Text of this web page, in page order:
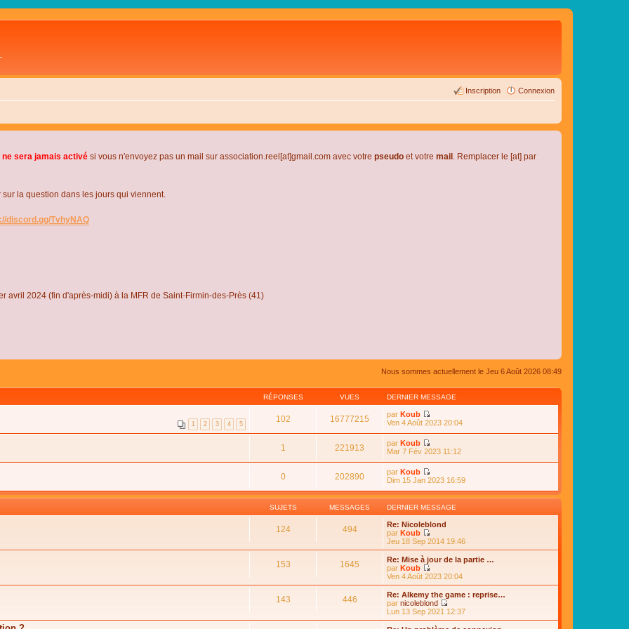
Connexion
Inscription
sera jamais activé si vous n'envoyez pas un mail sur association.reel[at]gmail.com avec votre pseudo et votre mail . Remplacer le [at] par
la question dans les jours qui viennent.
discord.gg/TvhyNAQ
avril 2024 (fin d'après-midi) à la MFR de Saint-Firmin-des-Près (41)
Nous sommes actuellement le Jeu 6 Août 2026 08:49
RÉPONSES VUES DERNIER MESSAGE
1 2 3 4 5 102 16777215 par Koub
C
u
l
e
l
e
d
e
n
r
m
e
s
a
g
e
Ven 4 Août 2023 20:04
1 221913 par Koub
C
u
l
t
e
r
l
d
e
r
i
e
r
m
e
s
s
Mar 7 Fév 2023 11:12
0 202890 par Koub
C
n
s
u
l
t
e
r
e
e
r
n
i
e
r
Dim 15 Jan 2023 16:59
SUJETS MESSAGES DERNIER MESSAGE
124 494
Re: Nicoleblond
par Koub
C
o
n
s
u
l
e
r
l
Jeu 18 Sep 2014 19:46
153 1645
Re: Mise à jour de la partie …
par Koub
C
o
n
s
u
l
t
Ven 4 Août 2023 20:04
143 446
Re: Alkemy the game : reprise…
par nicoleblond
C
o
n
Lun 13 Sep 2021 12:37